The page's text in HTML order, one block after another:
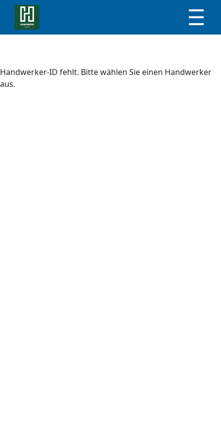
Handwerker-ID fehlt. Bitte wählen Sie einen Handwerker
aus.